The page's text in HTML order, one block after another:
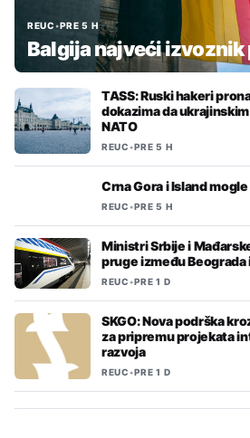
REUC•PRE 5 H
Balgija najveći izvoznik
TASS: Ruski hakeri
dokazima da
NATO
REUC•PRE 5 H
Crna Gora i Island
REUC•PRE 5 H
Ministri Srbije i
pruge između
REUC•PRE 1 D
SKGO: Nova podrška
za pripremu projekata
razvoja
REUC•PRE 1 D